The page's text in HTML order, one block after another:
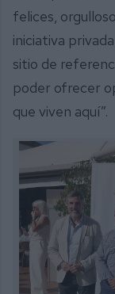
felices,
iniciativa
sitio de
poder ofrecer
que viven aquí”.